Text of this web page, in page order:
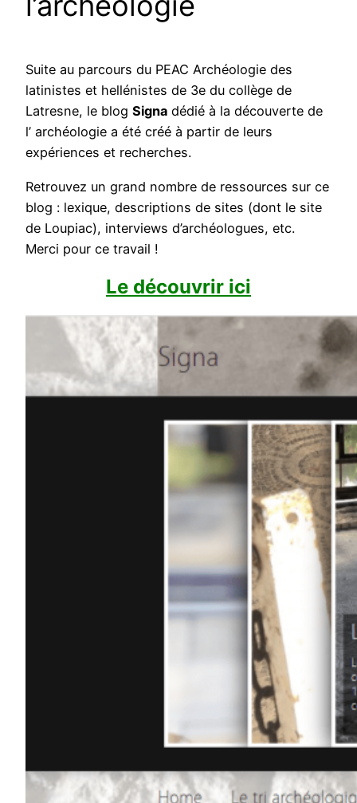
Suite au parcours du PEAC Archéologie des
latinistes et hellénistes de 3e du collège de
Latresne, le blog Signa dédié à la découverte de
l’ archéologie a été créé à partir de leurs
expériences et recherches.
Retrouvez un grand nombre de ressources sur ce
blog : lexique, descriptions de sites (dont le site
de Loupiac), interviews d’archéologues, etc.
Merci pour ce travail !
Le découvrir ici